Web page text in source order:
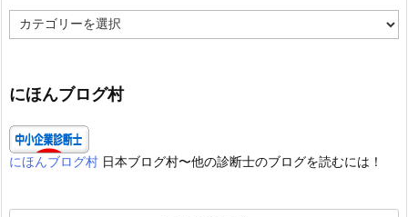
テ
ー
にほんブログ村
にほんブログ村 日本ブログ村〜他の診断士のブログを読むには！